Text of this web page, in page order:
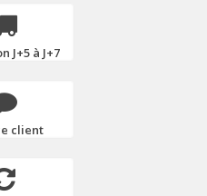
J+5 à J+7
client